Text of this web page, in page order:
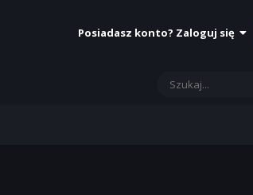
Posiadasz konto? Zaloguj się